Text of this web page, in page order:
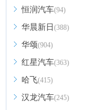
恒润汽车(94)
华晨新日 (388)
华颂(904)
红星汽车(363)
哈飞(415)
汉龙汽车(245)